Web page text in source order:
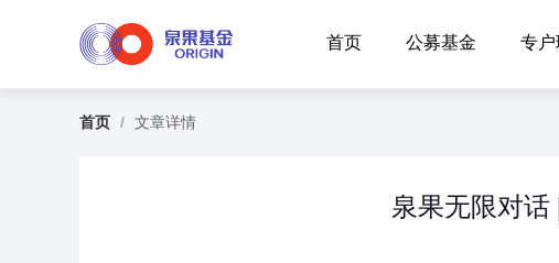
首页 公募基金 专
首页 / 文章详情
泉果无限对话